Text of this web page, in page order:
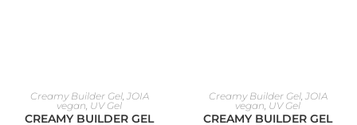
IN DEN WARENKORB
Creamy Builder Gel, JOIA
vegan UV Gel
CREAMY BUILDER GEL
AUSFÜHRUNG WÄHLEN
Creamy Builder Gel, JOIA
vegan UV Gel
CREAMY BUILDER GEL